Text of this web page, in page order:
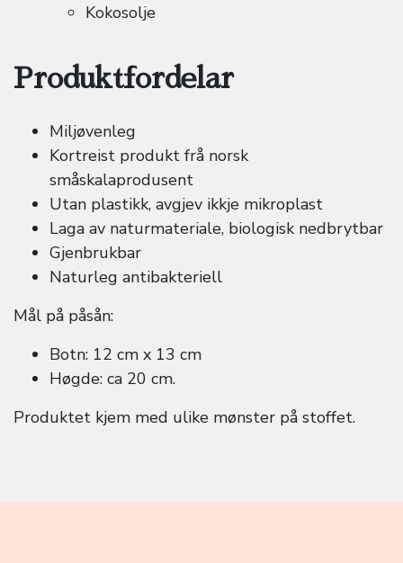
Kokosolje
Produktfordelar
Miljøvenleg
Kortreist produkt frå norsk
småskalaprodusent
Utan plastikk, avgjev ikkje mikroplast
Laga av naturmateriale, biologisk nedbrytbar
Gjenbrukbar
Naturleg antibakteriell
Mål på påsån:
Botn: 12 cm x 13 cm
Høgde: ca 20 cm.
Produktet kjem med ulike mønster på stoffet.